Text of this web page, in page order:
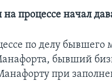
процессе начал
по делу
бывший
при